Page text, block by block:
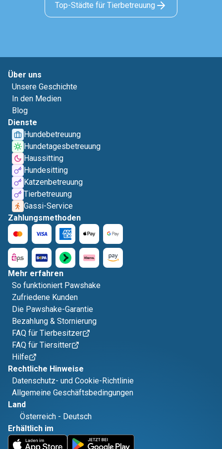
Top-Städte für Tierbetreuung
Über uns
Unsere Geschichte
In den Medien
Blog
Dienste
Hundebetreuung
Hundetagesbetreuung
Haussitting
Hundesitting
Katzenbetreuung
Tierbetreuung
Gassi-Service
Zahlungsmethoden
Mehr erfahren
So funktioniert Pawshake
Zufriedene Kunden
Die Pawshake-Garantie
Bezahlung & Stornierung
FAQ für Tierbesitzer
FAQ für Tiersitter
Hilfe
Rechtliche Hinweise
Datenschutz- und Cookie-Richtlinie
Allgemeine Geschäftsbedingungen
Land
Österreich - Deutsch
Erhältlich im